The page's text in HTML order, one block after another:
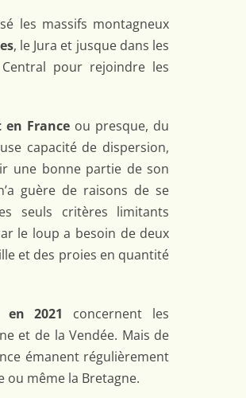
les massifs montagneux
, le Jura et jusque dans les
pour rejoindre les
France ou presque, du
capacité de dispersion,
une bonne partie de son
guère de raisons de se
seuls critères limitants
le loup a besoin de deux
et des proies en quantité
2021
concernent les
et de la Vendée. Mais de
émanent régulièrement
ou même la Bretagne.